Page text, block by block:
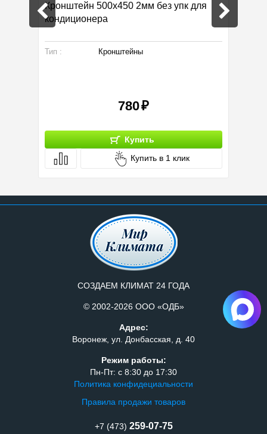
Кронштейн 500х450 2мм без упк для
кондиционера
Тип : Кронштейны
780
Купить
Купить в 1 клик
СОЗДАЕМ КЛИМАТ 24 ГОДА
© 2002-2026 ООО «ОДБ»
Адрес:
Воронеж, ул. Донбасская, д. 40
Режим работы:
Пн-Пт: с 8:30 до 17:30
Политика конфидециальности
Правила продажи товаров
+7 (473) 259-07-75